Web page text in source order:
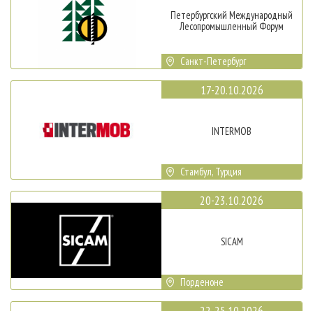
Петербургский Международный
Лесопромышленный Форум
Санкт-Петербург
17-20.10.2026
INTERMOB
Стамбул, Турция
20-23.10.2026
SICAM
Порденоне